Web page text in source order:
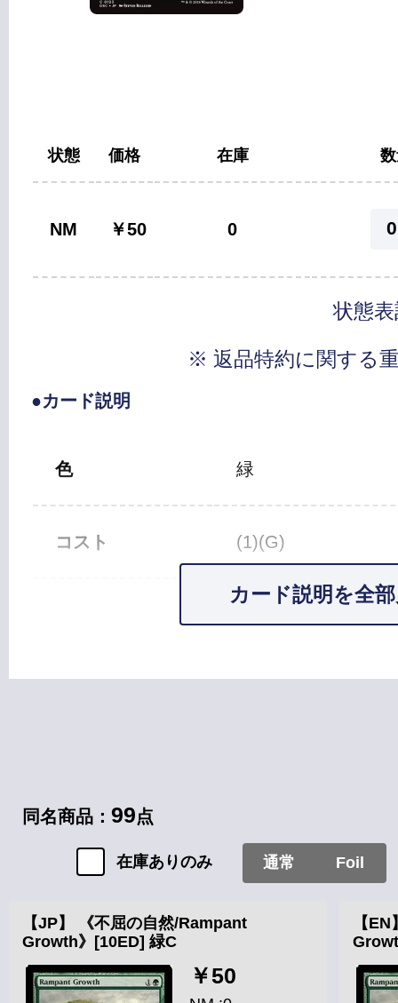
状態 価格 在庫
NM ￥50 0 0
状態
※ 返品特約に関する
●カード説明
色 緑
コスト (1)(G)
カード説明を全
同名商品：99点
在庫ありのみ 通常 Foil
【JP】 《不屈の自然/Rampant
Growth》[10ED] 緑C
￥50
【